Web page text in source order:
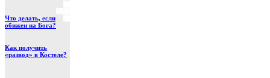
Что делать, если
обижен на Бога?
Как получить
«развод» в Костеле?